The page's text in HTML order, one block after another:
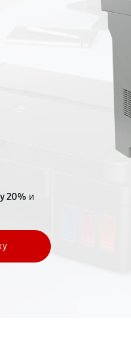
20% и